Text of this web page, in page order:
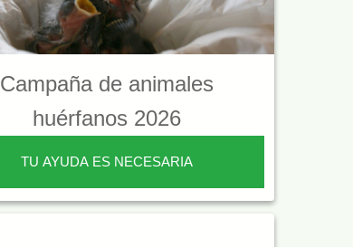
Campaña de animales
huérfanos 2026
TU AYUDA ES NECESARIA